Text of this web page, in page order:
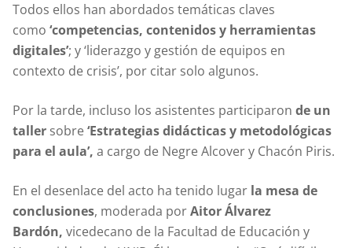
Todos ellos han abordados temáticas claves
como ‘competencias, contenidos y herramientas
digitales’; y ‘liderazgo y gestión de equipos en
contexto de crisis’, por citar solo algunos.
Por la tarde, incluso los asistentes participaron de un
taller sobre‘Estrategias didácticas y metodológicas
para el aula’, a cargo de Negre Alcover y Chacón Piris.
En el desenlace del acto ha tenido lugar la mesa de
conclusiones, moderada porAitor Álvarez
Bardón, vicedecano de la Facultad de Educación y